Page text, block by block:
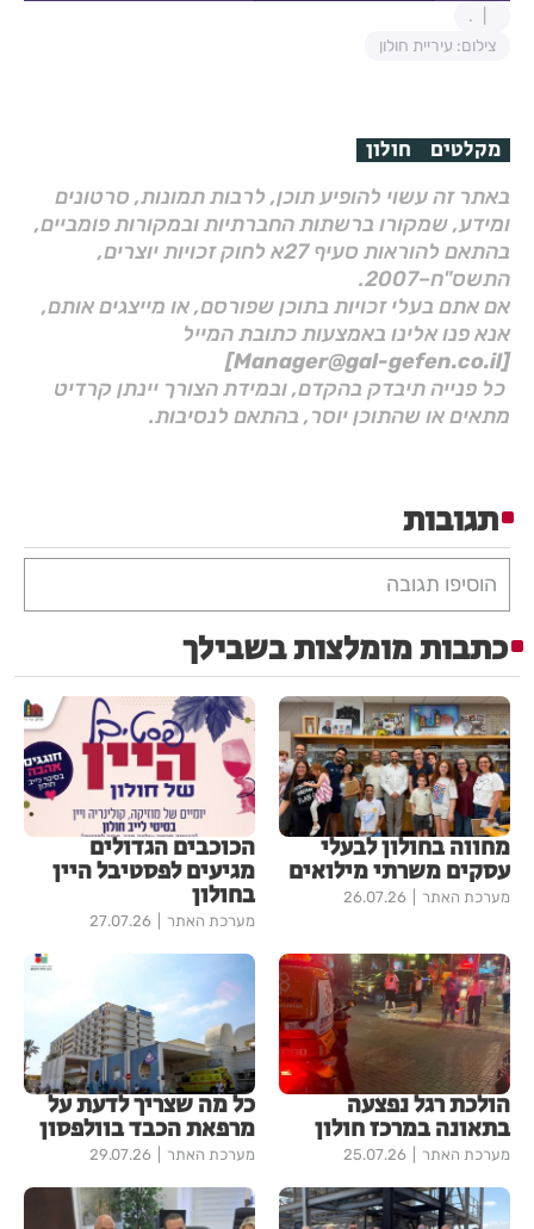
.
צילום: עיריית חולון
מקלטים חולון
באתר זה עשוי להופיע תוכן, לרבות תמונות, סרטונים
ומידע, שמקורו ברשתות החברתיות ובמקורות פומביים,
בהתאם להוראות סעיף 27א לחוק זכויות יוצרים,
התשס"ח–2007.
אם אתם בעלי זכויות בתוכן שפורסם, או מייצגים אותם,
אנא פנו אלינו באמצעות כתובת המייל
[Manager@gal-gefen.co.il]
כל פנייה תיבדק בהקדם, ובמידת הצורך יינתן קרדיט
מתאים או שהתוכן יוסר, בהתאם לנסיבות.
תגובות
הוסיפו תגובה
כתבות מומלצות בשבילך
מחווה בחולון לבעלי
עסקים משרתי מילואים
מערכת האתר 26.07.26
הכוכבים הגדולים
מגיעים לפסטיבל היין
בחולון
מערכת האתר 27.07.26
הולכת רגל נפצעה
בתאונה במרכז חולון
מערכת האתר 25.07.26
כל מה שצריך לדעת על
מרפאת הכבד בוולפסון
מערכת האתר 29.07.26